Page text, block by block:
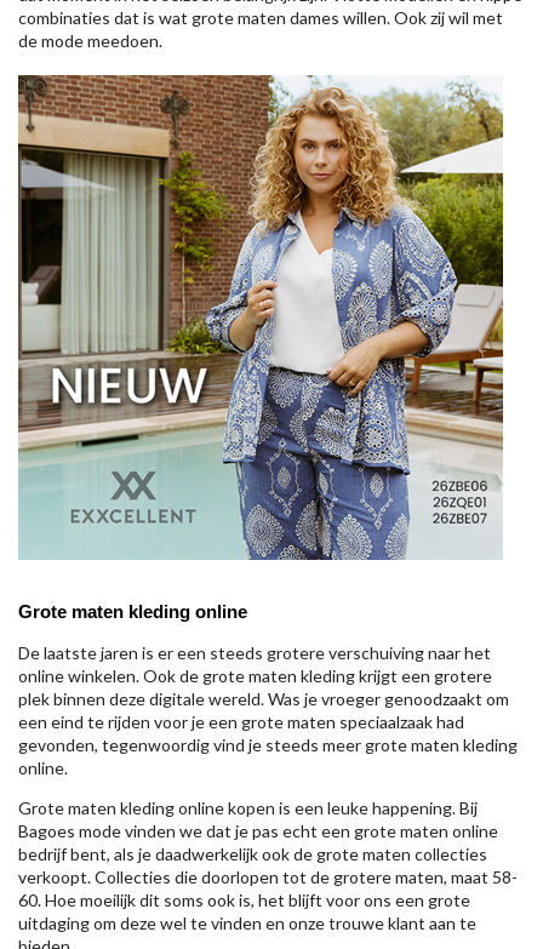
combinaties dat is wat grote maten dames willen. Ook zij wil met
de mode meedoen.
Grote maten kleding online
De laatste jaren is er een steeds grotere verschuiving naar het
online winkelen. Ook de grote maten kleding krijgt een grotere
plek binnen deze digitale wereld. Was je vroeger genoodzaakt om
een eind te rijden voor je een grote maten speciaalzaak had
gevonden, tegenwoordig vind je steeds meer grote maten kleding
online.
Grote maten kleding online kopen is een leuke happening. Bij
Bagoes mode vinden we dat je pas echt een grote maten online
bedrijf bent, als je daadwerkelijk ook de grote maten collecties
verkoopt. Collecties die doorlopen tot de grotere maten, maat 58-
60. Hoe moeilijk dit soms ook is, het blijft voor ons een grote
uitdaging om deze wel te vinden en onze trouwe klant aan te